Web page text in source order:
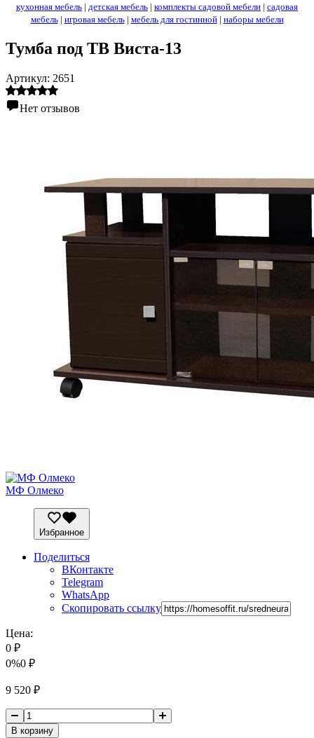
кухонная мебель | детская мебель | комплекты садовой мебели | садовая
мебель| игровая мебель| мебель для гостинной| наборы мебели
Тумба под ТВ Виста-13
Артикул: 2651
Нет отзывов
МФ Олмеко
Избранное
Поделиться
ВКонтакте
Telegram
WhatsApp
Скопировать ссылку
Цена:
0 ₽
0%0 ₽
9 520 ₽
В корзину